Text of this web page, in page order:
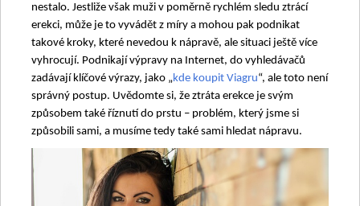
nestalo. Jestliže však muži v poměrně rychlém sledu ztrácí
erekci, může je to vyvádět z míry a mohou pak podnikat
takové kroky, které nevedou k nápravě, ale situaci ještě více
vyhrocují. Podnikají výpravy na Internet, do vyhledávačů
zadávají klíčové výrazy, jako „kde koupit Viagru“, ale toto není
správný postup. Uvědomte si, že ztráta erekce je svým
způsobem také říznutí do prstu – problém, který jsme si
způsobili sami, a musíme tedy také sami hledat nápravu.